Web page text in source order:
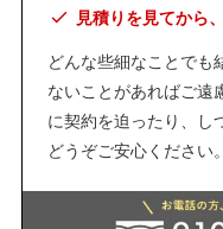
見積りを見てから
どんな些細なことでも
ないことがあればご遠
に契約を迫ったり、し
どうぞご安心ください。